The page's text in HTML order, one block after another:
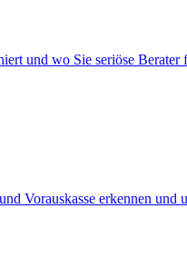
und wo Sie seriöse Berater
Vorauskasse erkennen und